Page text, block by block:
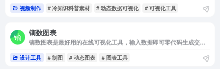
视频制作 # 冷知识科普素材 # 动态数据可视化 # 可视化工具
镝数图表
镝数图表是最好用的在线可视化工具，输入数据即可零代码生成交互可视化
设计工具 # 制图 # 动态图表 # 图表工具